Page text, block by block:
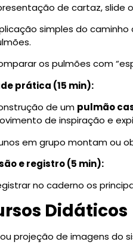
de cartaz, slide
simples do
os pulmões com
prática (15 min):
de um pulmão
de inspiração e
em grupo montam ou
e registro (5 min):
no caderno os
Didáticos
projeção de imagens do